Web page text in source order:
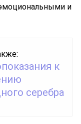
и
к
серебра